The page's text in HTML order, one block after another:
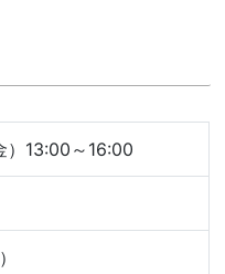
13:00～16:00